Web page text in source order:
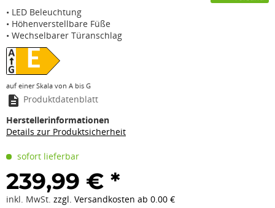
• LED Beleuchtung
• Höhenverstellbare Füße
• Wechselbarer Türanschlag
E
auf einer Skala von A bis G
description Produktdatenblatt
Herstellerinformationen
Details zur Produktsicherheit
sofort lieferbar
239,99 € *
inkl. MwSt. zzgl. Versandkosten ab 0.00 €